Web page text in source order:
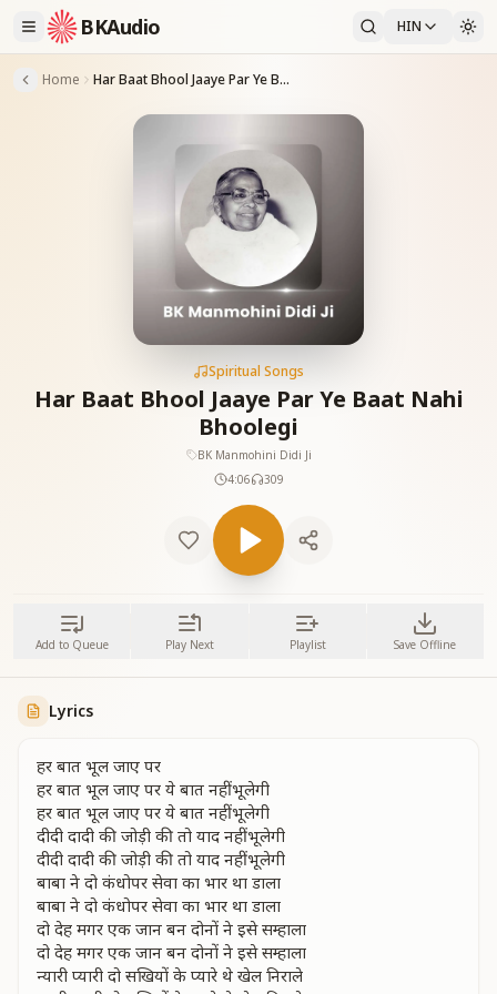
BKAudio HIN
Home Har Baat Bhool Jaaye Par Ye Baat Nahi Bhoolegi
Spiritual Songs
Har Baat Bhool Jaaye Par Ye Baat Nahi
Bhoolegi
BK Manmohini Didi Ji
4:06
309
Add to Queue Play Next Playlist Save Offline
Lyrics
हर बात भूल जाए पर
हर बात भूल जाए पर ये बात नहीं भूलेगी
हर बात भूल जाए पर ये बात नहीं भूलेगी
दीदी दादी की जोड़ी की तो याद नहीं भूलेगी
दीदी दादी की जोड़ी की तो याद नहीं भूलेगी
बाबा ने दो कंधोपर सेवा का भार था डाला
बाबा ने दो कंधोपर सेवा का भार था डाला
दो देह मगर एक जान बन दोनों ने इसे सम्हाला
दो देह मगर एक जान बन दोनों ने इसे सम्हाला
न्यारी प्यारी दो सखियों के प्यारे थे खेल निराले